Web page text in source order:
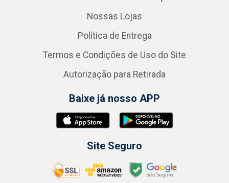
Nossas Lojas
Política de Entrega
Termos e Condições de Uso do Site
Autorização para Retirada
Baixe já nosso APP
Site Seguro